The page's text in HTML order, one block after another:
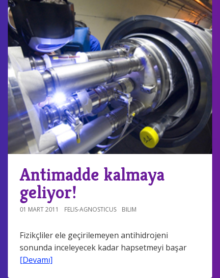
Antimadde kalmaya
geliyor!
01 MART 2011 FELIS-AGNOSTICUS BILIM
Fizikçliler ele geçirilemeyen antihidrojeni
sonunda inceleyecek kadar hapsetmeyi başar
[Devamı]